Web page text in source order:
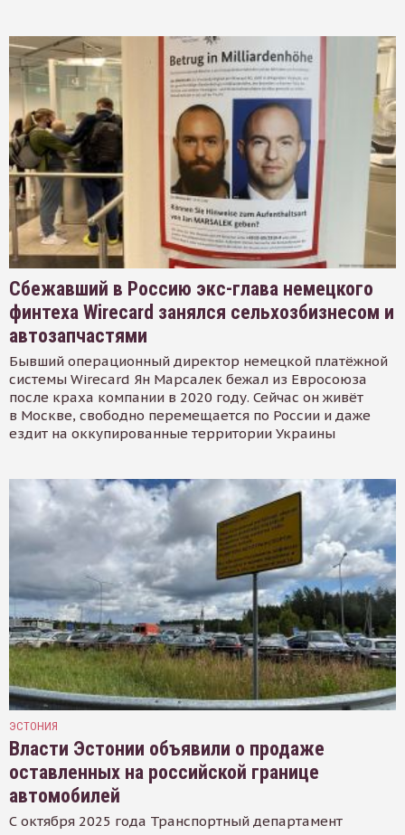
Сбежавший в Россию экс-глава немецкого
финтеха Wirecard занялся сельхозбизнесом и
автозапчастями
Бывший операционный директор немецкой платёжной
системы Wirecard Ян Марсалек бежал из Евросоюза
после краха компании в 2020 году. Сейчас он живёт
в Москве, свободно перемещается по России и даже
ездит на оккупированные территории Украины
ЭСТОНИЯ
Власти Эстонии объявили о продаже
оставленных на российской границе
автомобилей
С октября 2025 года Транспортный департамент